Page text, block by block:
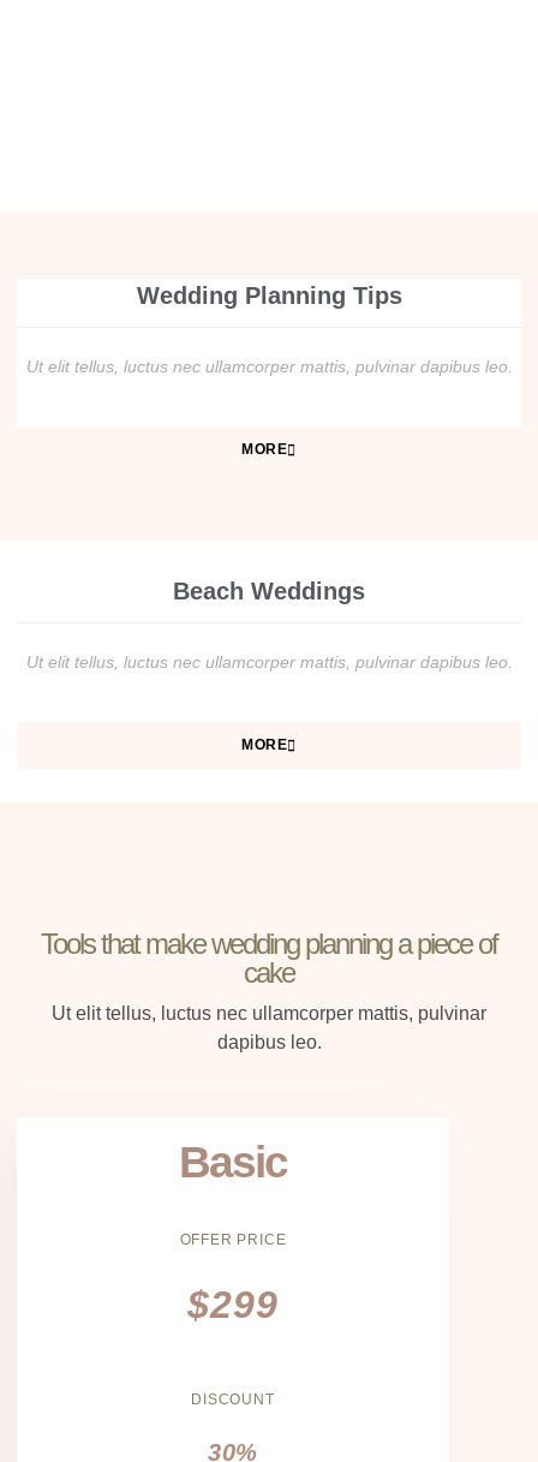
Wedding Planning Tips
Ut elit tellus, luctus nec ullamcorper mattis, pulvinar dapibus leo.
MORE
Beach Weddings
Ut elit tellus, luctus nec ullamcorper mattis, pulvinar dapibus leo.
MORE
Tools that make wedding planning a piece of
cake
Ut elit tellus, luctus nec ullamcorper mattis, pulvinar
dapibus leo.
Basic
OFFER PRICE
$299
DISCOUNT
30%